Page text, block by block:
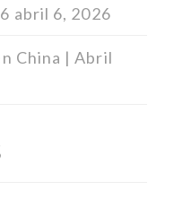
abril 6, 2026
China | Abril